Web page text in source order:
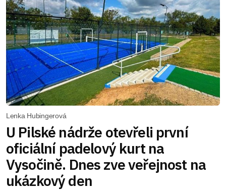
Lenka Hubingerová
U Pilské nádrže otevřeli první
oficiální padelový kurt na
Vysočině. Dnes zve veřejnost na
ukázkový den